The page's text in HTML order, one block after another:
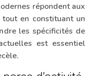
répondent aux
en constituant un
les spécificités de
est essentiel